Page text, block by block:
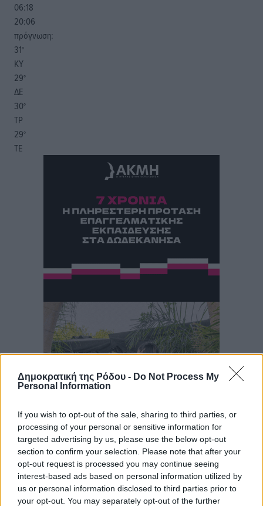
Δημοκρατική της Ρόδου - Do Not Process My
Personal Information
If you wish to opt-out of the sale, sharing to third parties, or
processing of your personal or sensitive information for
targeted advertising by us, please use the below opt-out
section to confirm your selection. Please note that after your
opt-out request is processed you may continue seeing
interest-based ads based on personal information utilized by
us or personal information disclosed to third parties prior to
your opt-out. You may separately opt-out of the further
06:18
20:06
πρόγνωση:
31°
ΚΥ
29°
ΔΕ
30°
ΤΡ
29°
ΤΕ